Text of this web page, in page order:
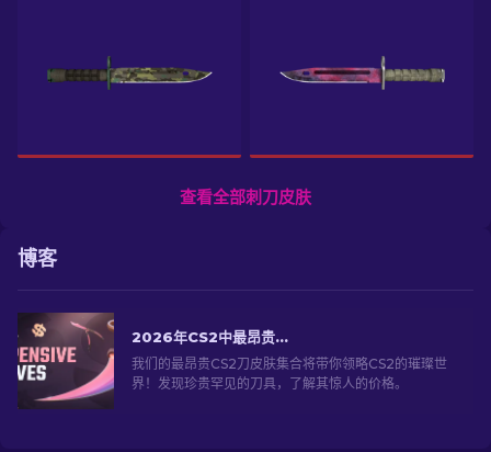
查看全部刺刀皮肤
博客
2026年CS2中最昂贵的刀具！
我们的最昂贵CS2刀皮肤集合将带你领略CS2的璀璨世
界！发现珍贵罕见的刀具，了解其惊人的价格。